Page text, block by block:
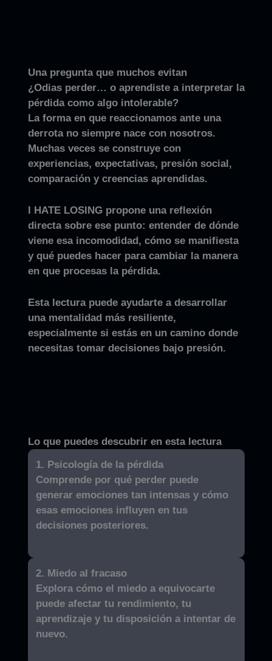
Una pregunta que muchos evitan
¿Odias perder… o aprendiste a interpretar la
pérdida como algo intolerable?
La forma en que reaccionamos ante una
derrota no siempre nace con nosotros.
Muchas veces se construye con
experiencias, expectativas, presión social,
comparación y creencias aprendidas.
I HATE LOSING propone una reflexión
directa sobre ese punto: entender de dónde
viene esa incomodidad, cómo se manifiesta
y qué puedes hacer para cambiar la manera
en que procesas la pérdida.
Esta lectura puede ayudarte a desarrollar
una mentalidad más resiliente,
especialmente si estás en un camino donde
necesitas tomar decisiones bajo presión.
Lo que puedes descubrir en esta lectura
1. Psicología de la pérdida
Comprende por qué perder puede
generar emociones tan intensas y cómo
esas emociones influyen en tus
decisiones posteriores.
2. Miedo al fracaso
Explora cómo el miedo a equivocarte
puede afectar tu rendimiento, tu
aprendizaje y tu disposición a intentar de
nuevo.